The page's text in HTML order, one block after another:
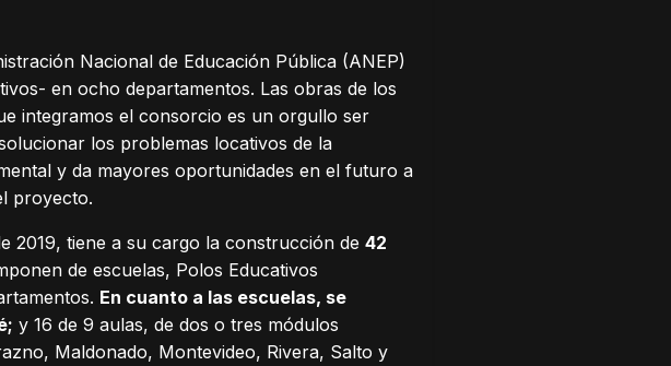
Nacional de Educación Pública (ANEP)
en ocho departamentos. Las obras de los
integramos el consorcio es un orgullo ser
los problemas locativos de la
y da mayores oportunidades en el futuro a
proyecto.
2019, tiene a su cargo la construcción de42
de escuelas, Polos Educativos
En cuanto a las escuelas, se
y 16 de 9 aulas, de dos o tres módulos
Maldonado, Montevideo, Rivera, Salto y